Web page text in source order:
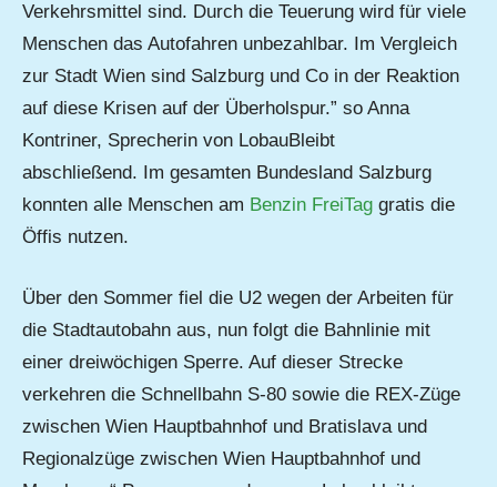
Verkehrsmittel sind. Durch die Teuerung wird für viele
Menschen das Autofahren unbezahlbar. Im Vergleich
zur Stadt Wien sind Salzburg und Co in der Reaktion
auf diese Krisen auf der Überholspur.” so Anna
Kontriner, Sprecherin von LobauBleibt
abschließend. Im gesamten Bundesland Salzburg
konnten alle Menschen am Benzin FreiTag gratis die
Öffis nutzen.
Über den Sommer fiel die U2 wegen der Arbeiten für
die Stadtautobahn aus, nun folgt die Bahnlinie mit
einer dreiwöchigen Sperre. Auf dieser Strecke
verkehren die Schnellbahn S-80 sowie die REX-Züge
zwischen Wien Hauptbahnhof und Bratislava und
Regionalzüge zwischen Wien Hauptbahnhof und